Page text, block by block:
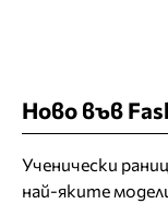
Ново във
Ученически
най-яките